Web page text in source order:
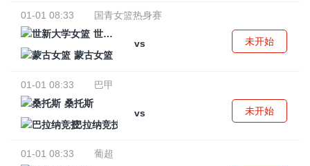
01-01 08:33
国青女篮热身赛
世新大学女篮
vs
蒙古女篮
未开始
01-01 08:33
巴甲
桑托斯
vs
巴拉纳竞技
未开始
01-01 08:33
葡超